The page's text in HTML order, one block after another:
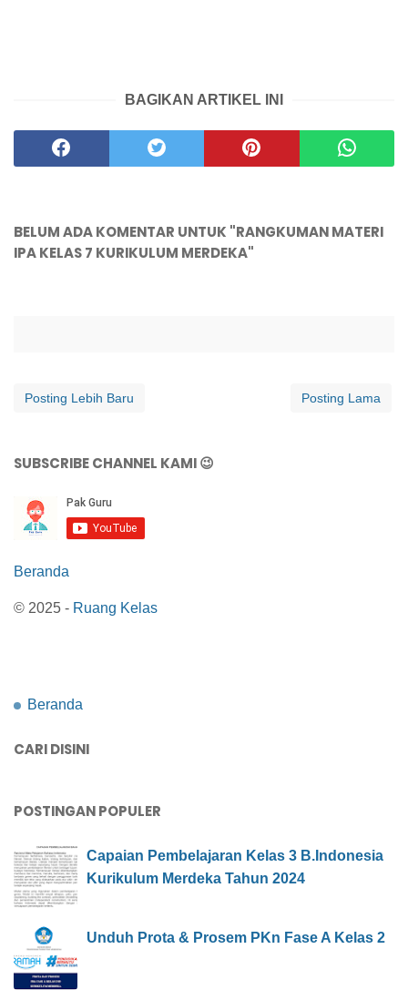
BAGIKAN ARTIKEL INI
BELUM ADA KOMENTAR UNTUK "RANGKUMAN MATERI
IPA KELAS 7 KURIKULUM MERDEKA"
Posting Lebih Baru Posting Lama
SUBSCRIBE CHANNEL KAMI 😉
Beranda
© 2025 - Ruang Kelas
Beranda
CARI DISINI
POSTINGAN POPULER
Capaian Pembelajaran Kelas 3 B.Indonesia
Kurikulum Merdeka Tahun 2024
Unduh Prota & Prosem PKn Fase A Kelas 2